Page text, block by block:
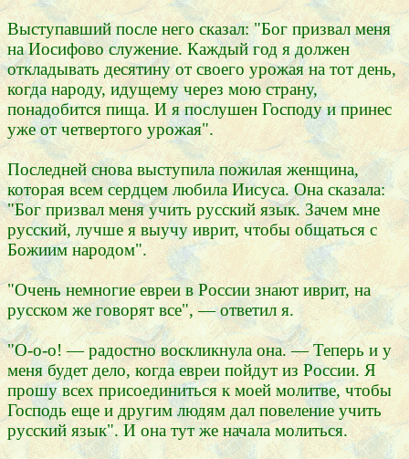
Выступавший после него сказал: "Бог призвал меня
на Иосифово служение. Каждый год я должен
откладывать десятину от своего урожая на тот день,
когда народу, идущему через мою страну,
понадобится пища. И я послушен Господу и принес
уже от четвертого урожая".
Последней снова выступила пожилая женщина,
которая всем сердцем любила Иисуса. Она сказала:
"Бог призвал меня учить русский язык. Зачем мне
русский, лучше я выучу иврит, чтобы общаться с
Божиим народом".
"Очень немногие евреи в России знают иврит, на
русском же говорят все", — ответил я.
"О-о-о! — радостно воскликнула она. — Теперь и у
меня будет дело, когда евреи пойдут из России. Я
прошу всех присоединиться к моей молитве, чтобы
Господь еще и другим людям дал повеление учить
русский язык". И она тут же начала молиться.